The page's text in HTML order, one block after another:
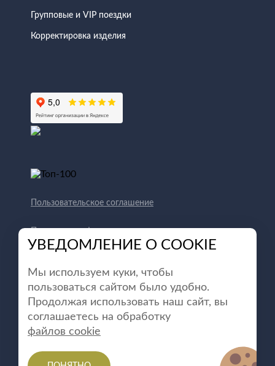
Групповые и VIP поездки
Корректировка изделия
Пользовательское соглашение
УВЕДОМЛЕНИЕ О COOKIE
Мы используем куки, чтобы
пользоваться сайтом было удобно.
Продолжая использовать наш сайт, вы
соглашаетесь на обработку
файлов cookie